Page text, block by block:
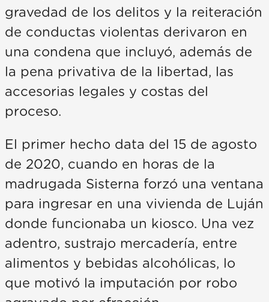
gravedad de los delitos y la reiteración
de conductas violentas derivaron en
una condena que incluyó, además de
la pena privativa de la libertad, las
accesorias legales y costas del
proceso.
El primer hecho data del 15 de agosto
de 2020, cuando en horas de la
madrugada Sisterna forzó una ventana
para ingresar en una vivienda de Luján
donde funcionaba un kiosco. Una vez
adentro, sustrajo mercadería, entre
alimentos y bebidas alcohólicas, lo
que motivó la imputación por robo